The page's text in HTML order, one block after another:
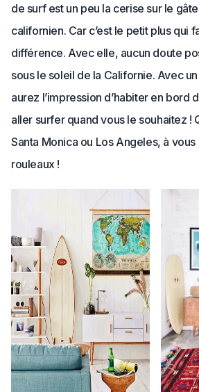
de surf est un peu la cerise sur le
californien. Car c’est le petit plus qui
différence. Avec elle, aucun doute
sous le soleil de la Californie. Avec
aurez l’impression d’habiter en bord
aller surfer quand vous le souhaitez !
Santa Monica ou Los Angeles, à
rouleaux !